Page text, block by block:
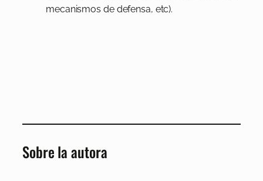
mecanismos de defensa, etc).
Sobre la autora